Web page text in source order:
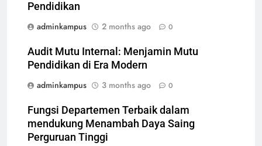
Pendidikan
adminkampus
2 months ago 0
Audit Mutu Internal: Menjamin Mutu
Pendidikan di Era Modern
adminkampus
3 months ago 0
Fungsi Departemen Terbaik dalam
mendukung Menambah Daya Saing
Perguruan Tinggi